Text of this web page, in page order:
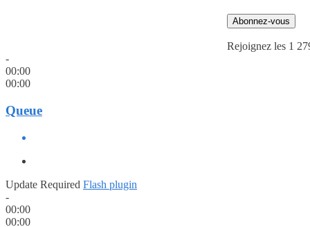
Abonnez-vous
Rejoignez les 1
-
00:00
00:00
Queue
Update Required Flash plugin
-
00:00
00:00